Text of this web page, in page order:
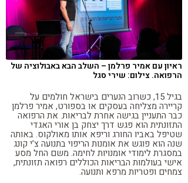
ראיון עם אמיר פרלמן – השלב הבא באבולוציה של
הרפואה. צילום: שירי סגל
בגיל 15, כשרוב הנערים בישראל חולמים על
קריירה מצליחה בעסקים או בספורט, אמיר פרלמן
כבר התעניין בגישה אחרת לבריאות. את הרפואה
התזונתית הוא פגש דרך יצחק בן אורי האגדי
שטיפל באביו החורג וריפא אותו מאולקוס. באותה
שנה הוא פוגש את אומנות הריפוי בתנועה צ’י קונג
במסגרת לימודי אומנויות לחימה. משם החל מסע
אישי בעולמות הבריאות הכוללים רפואה תזונתית,
צמחים ופטריות מרפא ותנועה.